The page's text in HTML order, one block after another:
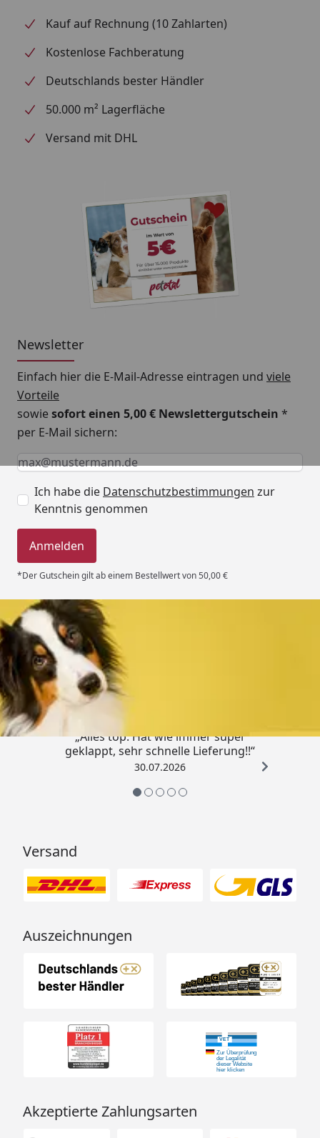
Kauf auf Rechnung (10 Zahlarten)
Kostenlose Fachberatung
Deutschlands bester Händler
50.000 m² Lagerfläche
Versand mit DHL
Newsletter
Einfach hier die E-Mail-Adresse eintragen und viele
Vorteile
sowiesofort einen 5,00 € Newslettergutschein *
per E-Mail sichern:
Keine Eingabe erforderlich
Eingabe erforderlich
E-Mail *
Ich habe die Datenschutzbestimmungen zur
Kenntnis genommen
Anmelden
*Der Gutschein gilt ab einem Bestellwert von 50,00 €
Trusted Shops
„Alles top. Hat wie immer super
geklappt, sehr schnelle Lieferung!!“
30.07.2026
Versand
Auszeichnungen
Akzeptierte Zahlungsarten